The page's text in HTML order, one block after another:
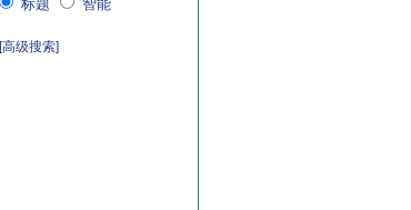
标题 智能
[高级搜索]